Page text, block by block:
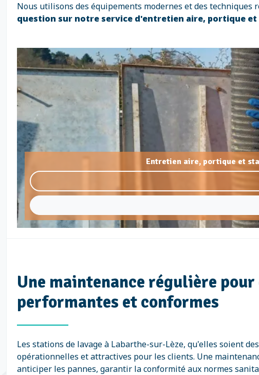
Nous utilisons des équipements modernes et des
question sur notre service d'entretien aire, portique et
Entretien aire, portique et
Une maintenance régulière
performantes et conformes
Les stations de lavage à Labarthe-sur-Lèze, qu'elles soient
opérationnelles et attractives pour les clients. Une
anticiper les pannes, garantir la conformité aux normes